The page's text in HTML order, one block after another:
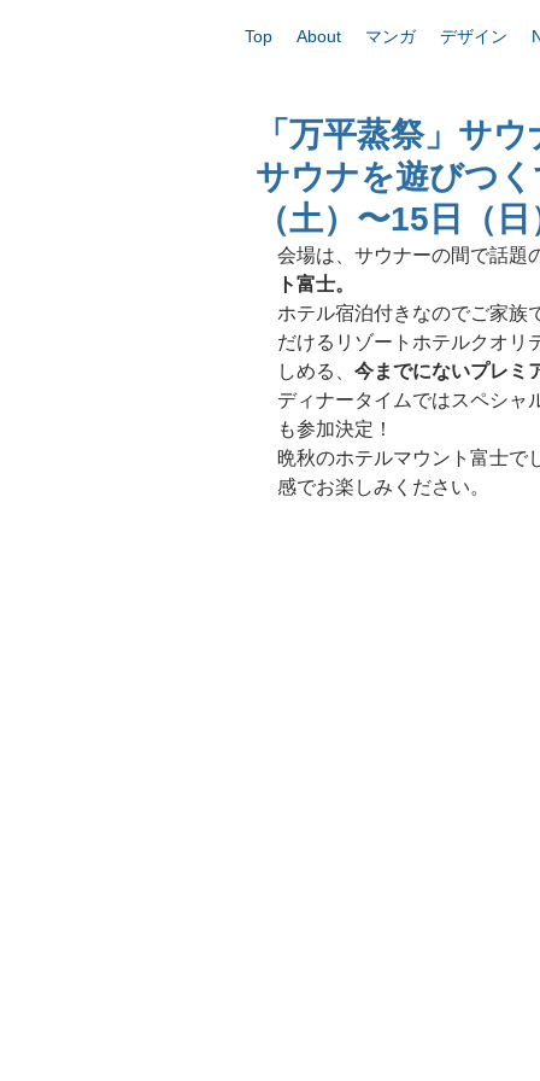
Top About マンガ デザイン
「万平蒸祭」サ
サウナを遊びつ
（土）〜15日（
会場は、サウナーの間で話題
ト富士。
ホテル宿泊付きなのでご家族
だけるリゾートホテルクオリ
しめる、 今までにないプレミ
ディナータイムではスペシャ
も参加決定！
晩秋のホテルマウント富士で
感でお楽しみください。